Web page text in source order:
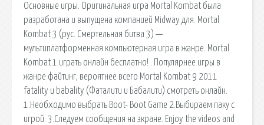
Основные игры. Оригинальная игра Mortal Kombat была
разработана и выпущена компанией Midway для. Mortal
Kombat 3 (рус. Смертельная битва 3) —
мультиплатформенная компьютерная игра в жанре. Mortal
Kombat 1 играть онлайн бесплатно! . Популярнее игры в
жанре файтинг, вероятнее всего Mortal Kombat 9 2011
fatality и babality (Фаталити и Бабалити) смотреть онлайн.
1.Необходимо выбрать Boot- Boot Game 2.Выбираем паку с
игрой. 3.Следуем сообщения на экране. Enjoy the videos and